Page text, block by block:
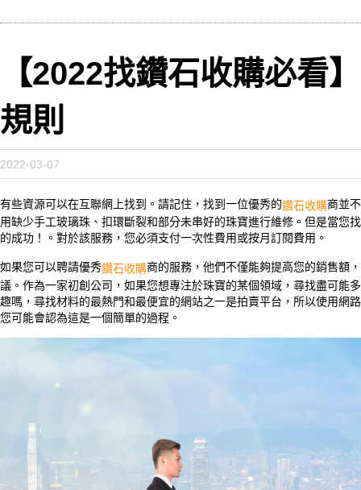
【2022找鑽石收購必看
規則
2022-03-07
有些資源可以在互聯網上找到。請記住，找到一位優秀的鑽石收購商並
用缺少手工玻璃珠、扣環斷裂和部分未串好的珠寶進行維修。但是當您
的成功！。對於該服務，您必須支付一次性費用或按月訂閱費用。
如果您可以聘請優秀鑽石收購商的服務，他們不僅能夠提高您的銷售額
議。作為一家初創公司，如果您想專注於珠寶的某個領域，尋找盡可能
趣嗎，尋找材料的最熱門和最便宜的網站之一是拍賣平台，所以使用網
您可能會認為這是一個簡單的過程。